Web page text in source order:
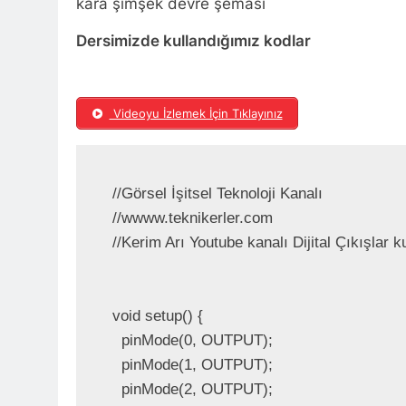
kara şimşek devre şeması
Dersimizde kullandığımız kodlar
Videoyu İzlemek İçin Tıklayınız
//Görsel İşitsel Teknoloji Kanalı
//wwww.teknikerler.com
//Kerim Arı Youtube kanalı Dijital Çıkışlar
void setup() {
  pinMode(0, OUTPUT);
  pinMode(1, OUTPUT);
  pinMode(2, OUTPUT);